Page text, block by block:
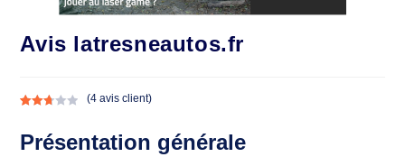
Avis latresneautos.fr
2.75
sur 5
(4 avis client)
Présentation générale